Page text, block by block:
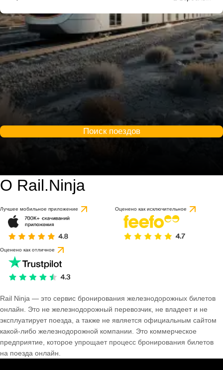
Поиск поездов
О Rail.Ninja
Лучшее мобильное приложение Оценено как исключительное
Оценено как отличное
Rail Ninja — это сервис бронирования железнодорожных билетов
онлайн. Это не железнодорожный перевозчик, не владеет и не
эксплуатирует поезда, а также не является официальным сайтом
какой-либо железнодорожной компании. Это коммерческое
предприятие, которое упрощает процесс бронирования билетов
на поезда онлайн.